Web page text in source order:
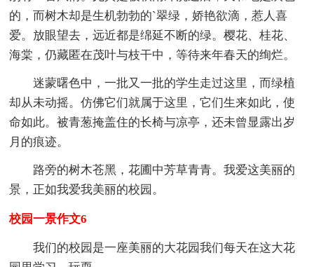
的，而树木却是生机勃勃的`翠绿，娇艳欲滴，惹人喜
爱。放眼望去，远近都是绵延不断的绿。樱花、桂花、
海棠，仍藏匿在茂叶与枝干中，等待来年春天的绚烂。
迷蒙曙色中，一批又一批的学生走过这里，而绿植
却从未动摇。仿佛它们就属于这里，它们生来如此，使
命如此。被青葱掩盖住的长椅与凉亭，还未曾显露出岁
月的痕迹。
路旁的树木苍黑，花圃中芳草青青。我爱这美丽的
景，正如我爱我美丽的校园。
校园一景作文6
我们的校园是一座美丽的大花园我们每天在这大花